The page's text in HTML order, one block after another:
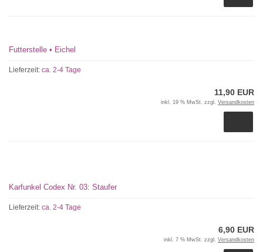
Futterstelle • Eichel
Lieferzeit: ca. 2-4 Tage
11,90 EUR
inkl. 19 % MwSt. zzgl. Versandkosten
Karfunkel Codex Nr. 03: Staufer
Lieferzeit: ca. 2-4 Tage
6,90 EUR
inkl. 7 % MwSt. zzgl. Versandkosten